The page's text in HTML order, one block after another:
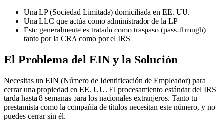
Una LP (Sociedad Limitada) domiciliada en EE. UU.
Una LLC que actúa como administrador de la LP
Esto generalmente es tratado como traspaso (pass-through)
tanto por la CRA como por el IRS
El Problema del EIN y la Solución
Necesitas un EIN (Número de Identificación de Empleador) para
cerrar una propiedad en EE. UU. El procesamiento estándar del IRS
tarda hasta 8 semanas para los nacionales extranjeros. Tanto tu
prestamista como la compañía de títulos necesitan este número, y no
puedes cerrar sin él.